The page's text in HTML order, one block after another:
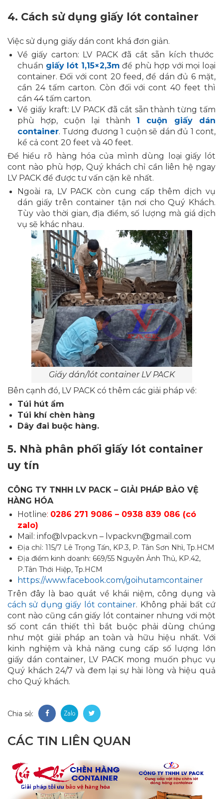
4. Cách sử dụng giấy lót container
Việc sử dụng giấy dán cont khá đơn giản.
Về giấy carton: LV PACK đã cắt sẵn kích thước
chuẩn giấy lót 1,15×2,3m để phù hợp với mọi loại
container. Đối với cont 20 feed, để dán đủ 6 mặt,
cần 24 tấm carton. Còn đối với cont 40 feet thì
cần 44 tấm carton.
Về giấy kraft: LV PACK đã cắt sẵn thành từng tấm
phù hợp, cuộn lại thành 1 cuộn giấy dán
container. Tương đương 1 cuộn sẽ dán đủ 1 cont,
kể cả cont 20 feet và 40 feet.
Để hiểu rõ hàng hóa của mình dùng loại giấy lót
cont nào phù hợp, Quý khách chỉ cần liên hệ ngay
LV PACK để được tư vấn cặn kẽ nhất.
Ngoài ra, LV PACK còn cung cấp thêm dịch vụ
dán giấy trên container tận nơi cho Quý Khách.
Tùy vào thời gian, địa điểm, số lượng mà giá dịch
vụ sẽ khác nhau.
Giấy dán/lót container LV PACK
Bên cạnh đó, LV PACK có thêm các giải pháp về:
Túi hút ẩm
Túi khí chèn hàng
Dây đai buộc hàng.
5. Nhà phân phối giấy lót container
uy tín
CÔNG TY TNHH LV PACK – GIẢI PHÁP BẢO VỆ
HÀNG HÓA
Hotline: 0286 271 9086 – 0938 839 086 (có
zalo)
Mail: info@lvpack.vn – lvpackvn@gmail.com
Địa chỉ: 115/7 Lê Trọng Tấn, KP.3, P. Tân Sơn Nhì, Tp.HCM
Địa điểm kinh doanh: 669/55 Nguyễn Ảnh Thủ, KP.42,
P.Tân Thới Hiệp, Tp.HCM
https://www.facebook.com/goihutamcontainer
Trên đây là bao quát về khái niệm, công dụng và
cách sử dụng giấy lót container. Không phải bất cứ
cont nào cũng cần giấy lót container nhưng với một
số cont cần thiết thì bắt buộc phải dùng chúng
như một giải pháp an toàn và hữu hiệu nhất. Với
kinh nghiệm và khả năng cung cấp số lượng lớn
giấy dán container, LV PACK mong muốn phục vụ
Quý khách 24/7 và đem lại sự hài lòng và hiệu quả
cho Quý khách.
Chia sẻ:
CÁC TIN LIÊN QUAN